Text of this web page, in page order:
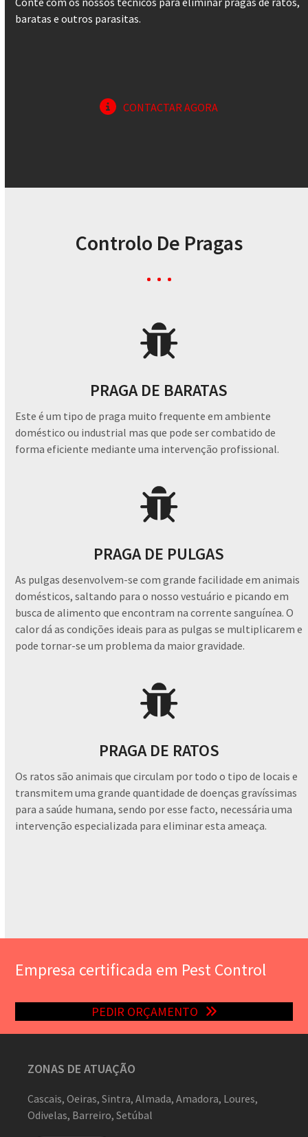
baratas e outros parasitas.
CONTACTAR AGORA
Controlo De Pragas
PRAGA DE BARATAS
Este é um tipo de praga muito frequente em ambiente
doméstico ou industrial mas que pode ser combatido de
forma eficiente mediante uma intervenção profissional.
PRAGA DE PULGAS
As pulgas desenvolvem-se com grande facilidade em animais
domésticos, saltando para o nosso vestuário e picando em
busca de alimento que encontram na corrente sanguínea. O
calor dá as condições ideais para as pulgas se multiplicarem e
pode tornar-se um problema da maior gravidade.
PRAGA DE RATOS
Os ratos são animais que circulam por todo o tipo de locais e
transmitem uma grande quantidade de doenças gravíssimas
para a saúde humana, sendo por esse facto, necessária uma
intervenção especializada para eliminar esta ameaça.
Empresa certificada em Pest Control
PEDIR ORÇAMENTO
ZONAS DE ATUAÇÃO
Cascais, Oeiras, Sintra, Almada, Amadora, Loures,
Odivelas, Barreiro, Setúbal